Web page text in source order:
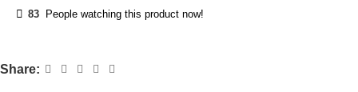
83 People watching this product now!
Share: